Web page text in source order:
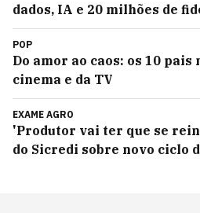
dados, IA e 20 milhões de
POP
Do amor ao caos: os 10
cinema e da TV
EXAME AGRO
'Produtor vai ter que se
do Sicredi sobre novo ciclo